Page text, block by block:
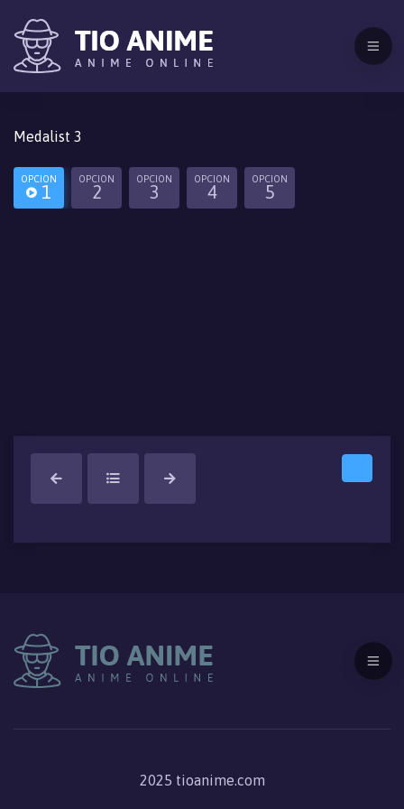
Medalist 3
OPCION
1
OPCION
2
OPCION
3
OPCION
4
OPCION
5
2025 tioanime.com